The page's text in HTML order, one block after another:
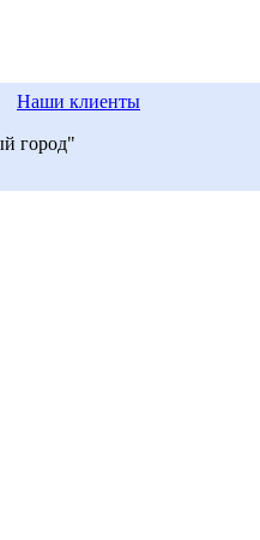
Наши клиенты
город"